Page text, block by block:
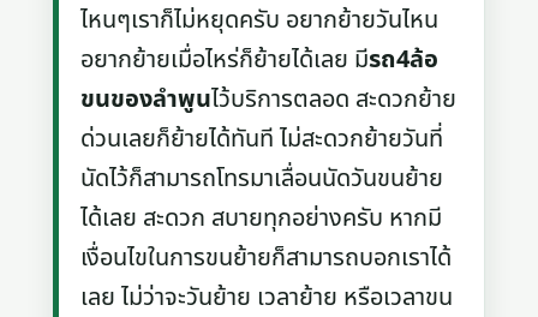
ไหนๆเราก็ไม่หยุดครับ อยากย้ายวันไหน
อยากย้ายเมื่อไหร่ก็ย้ายได้เลย มีรถ4ล้อ
ขนของลําพูนไว้บริการตลอด สะดวกย้าย
ด่วนเลยก็ย้ายได้ทันที ไม่สะดวกย้ายวันที่
นัดไว้ก็สามารถโทรมาเลื่อนนัดวันขนย้าย
ได้เลย สะดวก สบายทุกอย่างครับ หากมี
เงื่อนไขในการขนย้ายก็สามารถบอกเราได้
เลย ไม่ว่าจะวันย้าย เวลาย้าย หรือเวลาขน